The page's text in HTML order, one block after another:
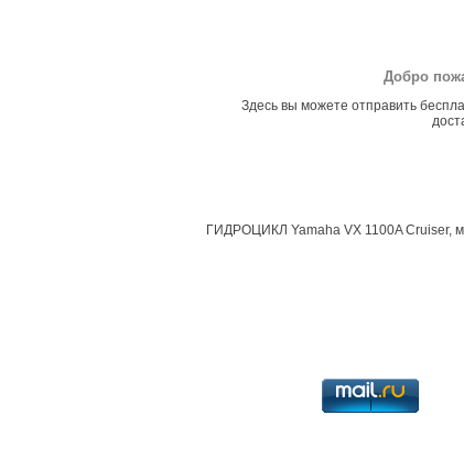
Добро
Здесь вы можете отправить
ГИДРОЦИКЛ Yamaha VX 1100A Cruiser,